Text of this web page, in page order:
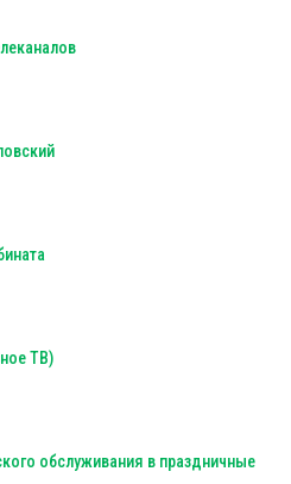
ТВ)
обслуживания в праздничные